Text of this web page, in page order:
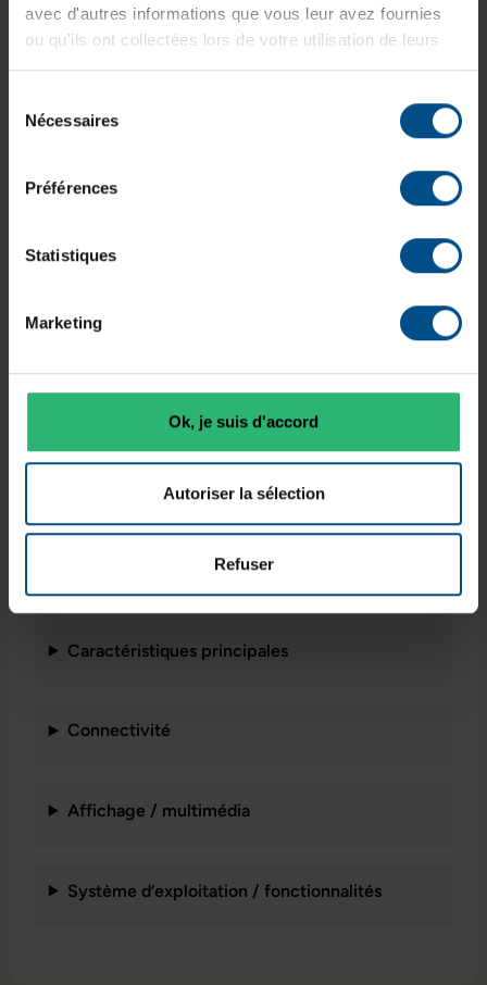
avec d'autres informations que vous leur avez fournies
ou qu'ils ont collectées lors de votre utilisation de leurs
services.
Nécessaires
Préférences
Statistiques
Marketing
Ok, je suis d'accord
Autoriser la sélection
Refuser
portable professionnel équipé d’un processeur
Intel Core i5 10310U, de 8 Go de mémoire DDR4
Full HD antireflet offre un affichage adapté aux
usages quotidiens. Ce modèle reconditionné est
écran
8 Go DDR4
250 Go SSD
d’exploitatio
n
Windows 11
l
es
HDMI,
Caractéristiques principales
Connectivité
Affichage / multimédia
Système d’exploitation / fonctionnalités